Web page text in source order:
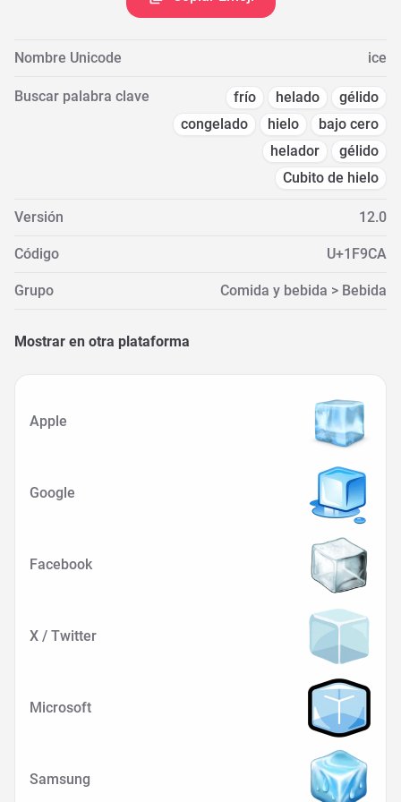
Nombre Unicode ice
Buscar palabra clave frío helado
gélido
congelado
hielo
bajo cero
helador
gélido
Cubito de hielo
Versión 12.0
Código U+1F9CA
Grupo Comida y bebida > Bebida
Mostrar en otra plataforma
Apple
Google
Facebook
X / Twitter
Microsoft
Samsung